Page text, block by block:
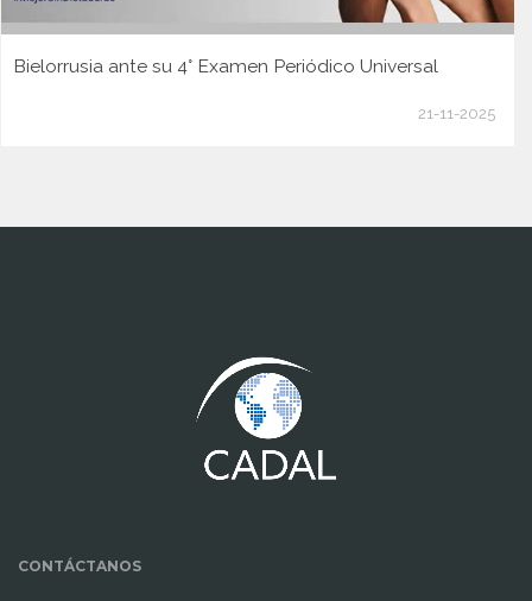
Bielorrusia ante su 4° Examen Periódico Universal
21-11-2025
CONTÁCTANOS